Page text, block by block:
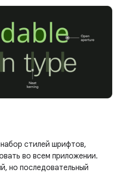
стилей шрифтов,
во всем приложении.
но последовательный